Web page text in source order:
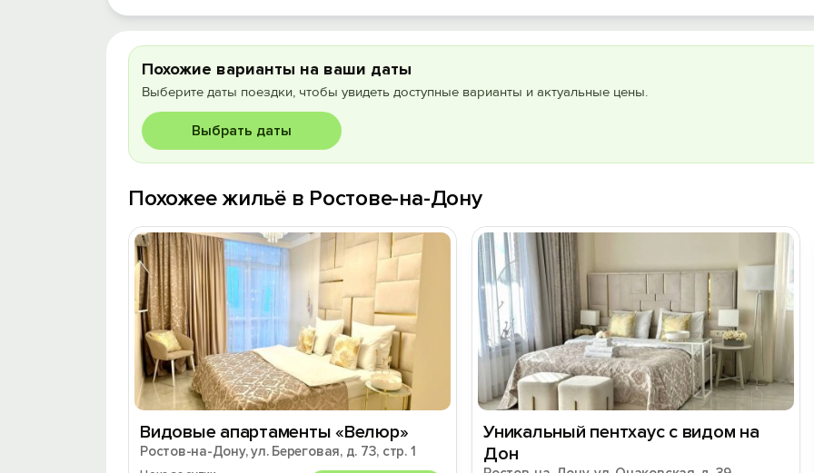
Похожие варианты на ваши даты
Выберите даты поездки, чтобы увидеть доступные варианты и актуальные цены.
Выбрать даты
Похожее жильё в Ростове-на-Дону
Видовые апартаменты «Велюр»
Ростов-на-Дону, ул. Береговая, д. 73, стр. 1
Уникальный пентхаус с видом на
Дон